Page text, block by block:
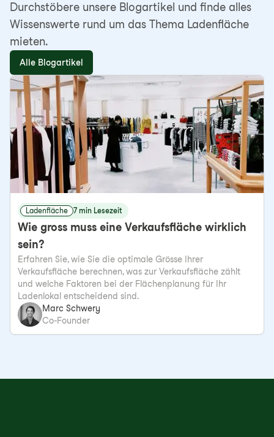
Durchstöbere unsere Blogartikel und finde alles
Wissenswerte rund um das Thema Ladenfläche
mieten.
Alle Blogartikel
Ladenfläche 7 min Lesezeit
Wie gross muss eine Verkaufsfläche wirklich
sein?
Erfahren Sie, wie Sie die optimale Grösse Ihrer
Verkaufsfläche berechnen, was zur Verkaufsfläche zählt
und welche Faktoren bei der Flächenplanung für Ihr
Ladenlokal entscheidend sind.
Marc Schwery
Co-Founder